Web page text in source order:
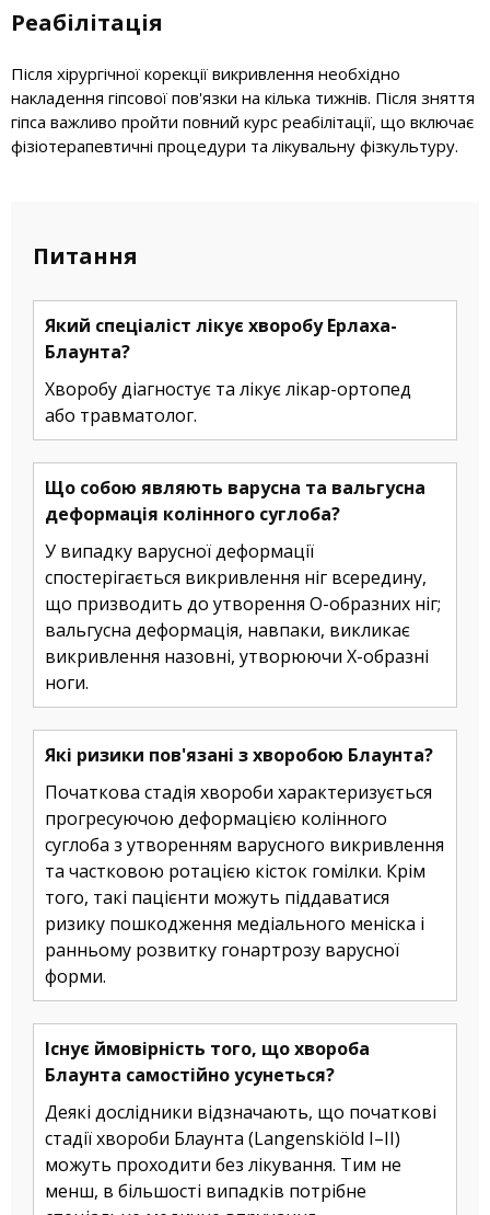
Реабілітація
Після хірургічної корекції викривлення необхідно
накладення гіпсової пов'язки на кілька тижнів. Після зняття
гіпса важливо пройти повний курс реабілітації, що включає
фізіотерапевтичні процедури та лікувальну фізкультуру.
Питання
Який спеціаліст лікує хворобу Ерлаха-
Блаунта?
Хворобу діагностує та лікує лікар-ортопед
або травматолог.
Що собою являють варусна та вальгусна
деформація колінного суглоба?
У випадку варусної деформації
спостерігається викривлення ніг всередину,
що призводить до утворення О-образних ніг;
вальгусна деформація, навпаки, викликає
викривлення назовні, утворюючи Х-образні
ноги.
Які ризики пов'язані з хворобою Блаунта?
Початкова стадія хвороби характеризується
прогресуючою деформацією колінного
суглоба з утворенням варусного викривлення
та частковою ротацією кісток гомілки. Крім
того, такі пацієнти можуть піддаватися
ризику пошкодження медіального меніска і
ранньому розвитку гонартрозу варусної
форми.
Існує ймовірність того, що хвороба
Блаунта самостійно усунеться?
Деякі дослідники відзначають, що початкові
стадії хвороби Блаунта (Langenskiöld I–II)
можуть проходити без лікування. Тим не
менш, в більшості випадків потрібне